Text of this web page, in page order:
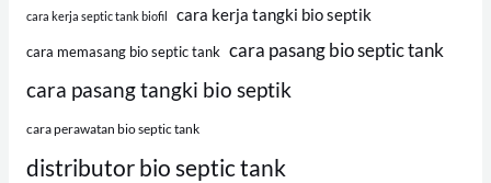
cara kerja septic tank biofil cara kerja tangki bio septik
cara memasang bio septic tank cara pasang bio septic tank
cara pasang tangki bio septik
cara perawatan bio septic tank
distributor bio septic tank